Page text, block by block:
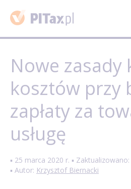
Nowe zasady
kosztów przy
zapłaty za
usługę
▪ 25 marca 2020 r. ▪
▪ Autor: Krzysztof Biernacki